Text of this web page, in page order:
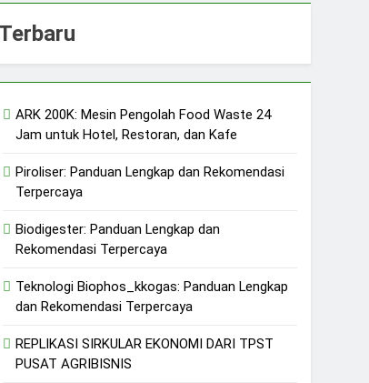
Terbaru
ARK 200K: Mesin Pengolah Food Waste 24
Jam untuk Hotel, Restoran, dan Kafe
Piroliser: Panduan Lengkap dan Rekomendasi
Terpercaya
Biodigester: Panduan Lengkap dan
Rekomendasi Terpercaya
Teknologi Biophos_kkogas: Panduan Lengkap
dan Rekomendasi Terpercaya
REPLIKASI SIRKULAR EKONOMI DARI TPST
PUSAT AGRIBISNIS